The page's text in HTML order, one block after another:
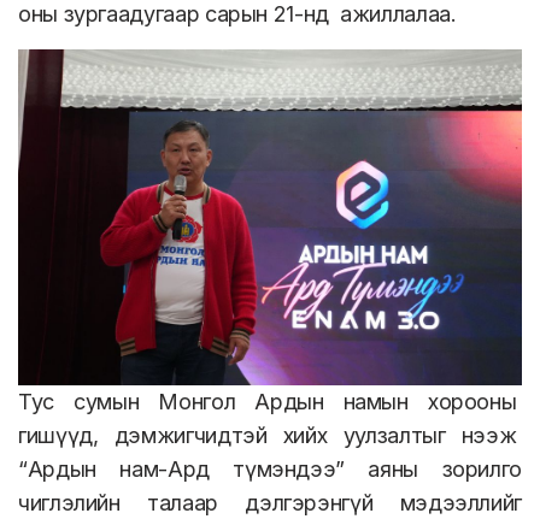
оны зургаадугаар сарын 21-нд ажиллалаа.
Тус сумын Монгол Ардын намын хорооны
гишүүд, дэмжигчидтэй хийх уулзалтыг нээж
“Ардын нам-Ард түмэндээ” аяны зорилго
чиглэлийн талаар дэлгэрэнгүй мэдээллийг